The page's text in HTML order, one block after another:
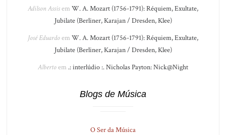
Adilson Assisem W. A. Mozart (1756-1791): Réquiem, Exultate,
Jubilate (Berliner, Karajan / Dresden, Klee)
José Eduardoem W. A. Mozart (1756-1791): Réquiem, Exultate,
Jubilate (Berliner, Karajan / Dresden, Klee)
Albertoem .: interlúdio :. Nicholas Payton: Nick@Night
Blogs de Música
O Ser da Música